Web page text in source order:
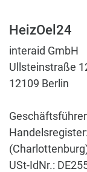
HeizOel24
interaid GmbH
Ullsteinstraße
12109 Berlin
USt-IdNr.: